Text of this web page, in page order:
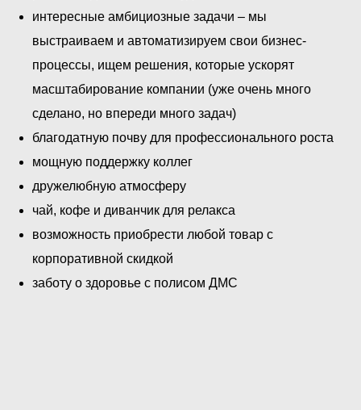
интересные амбициозные задачи – мы
выстраиваем и автоматизируем свои бизнес-
процессы, ищем решения, которые ускорят
масштабирование компании (уже очень много
сделано, но впереди много задач)
благодатную почву для профессионального роста
мощную поддержку коллег
дружелюбную атмосферу
чай, кофе и диванчик для релакса
возможность приобрести любой товар с
корпоративной скидкой
заботу о здоровье с полисом ДМС